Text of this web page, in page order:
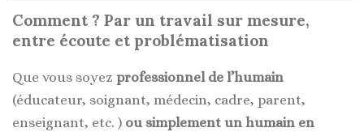
Comment ? Par un travail sur mesure,
entre écoute et problématisation
Que vous soyez professionnel de l’humain
(éducateur, soignant, médecin, cadre, parent,
enseignant, etc. ) ou simplement un humain en